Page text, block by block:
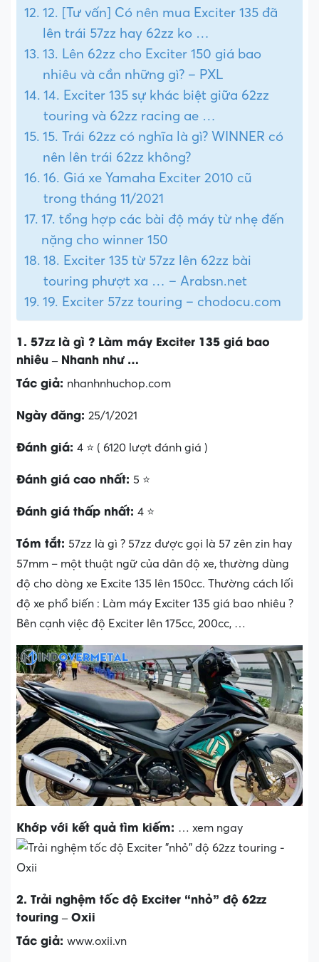
12. [Tư vấn] Có nên mua Exciter 135 đã
lên trái 57zz hay 62zz ko …
13. Lên 62zz cho Exciter 150 giá bao
nhiêu và cần những gì? – PXL
14. Exciter 135 sự khác biệt giữa 62zz
touring và 62zz racing ae …
15. Trái 62zz có nghĩa là gì? WINNER có
nên lên trái 62zz không?
16. Giá xe Yamaha Exciter 2010 cũ
trong tháng 11/2021
17. tổng hợp các bài độ máy từ nhẹ đến
nặng cho winner 150
18. Exciter 135 từ 57zz lên 62zz bài
touring phượt xa … – Arabsn.net
19. Exciter 57zz touring – chodocu.com
1. 57zz là gì ? Làm máy Exciter 135 giá bao
nhiêu – Nhanh như …
Tác giả: nhanhnhuchop.com
Ngày đăng: 25/1/2021
Đánh giá: 4 ⭐ ( 6120 lượt đánh giá )
Đánh giá cao nhất: 5 ⭐
Đánh giá thấp nhất: 4 ⭐
Tóm tắt: 57zz là gì ? 57zz được gọi là 57 zên zin hay
57mm – một thuật ngữ của dân độ xe, thường dùng
độ cho dòng xe Excite 135 lên 150cc. Thường cách lối
độ xe phổ biến : Làm máy Exciter 135 giá bao nhiêu ?
Bên cạnh việc độ Exciter lên 175cc, 200cc, …
Khớp với kết quả tìm kiếm: … xem ngay
2. Trải nghệm tốc độ Exciter “nhỏ” độ 62zz
touring – Oxii
Tác giả: www.oxii.vn